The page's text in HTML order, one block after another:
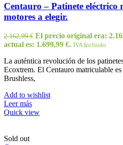
Centauro – Patinete eléctrico
motores a elegir.
2.162,99€ El precio original era:
actual es: 1.699,99 €. IVA Incluido
La auténtica revolución de los
Ecoxtrem. El Centauro matriculable
Brushless,
Add to wishlist
Leer más
Quick view
Sold out